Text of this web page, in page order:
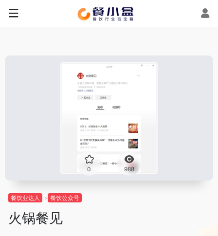
0 988
餐饮业达人 餐饮公众号
火锅餐见